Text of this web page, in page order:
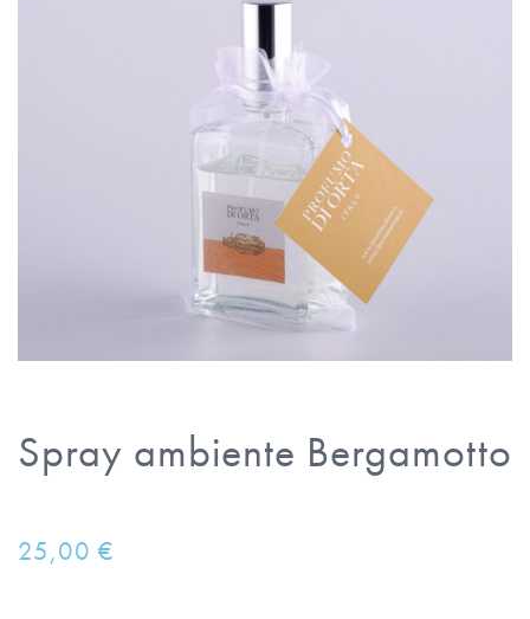
Spray ambiente Bergamotto
25,00 €